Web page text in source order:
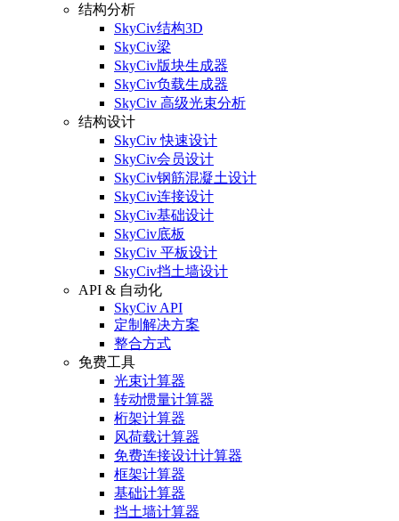
结构分析
SkyCiv结构3D
SkyCiv梁
SkyCiv版块生成器
SkyCiv负载生成器
SkyCiv 高级光束分析
结构设计
SkyCiv 快速设计
SkyCiv会员设计
SkyCiv钢筋混凝土设计
SkyCiv连接设计
SkyCiv基础设计
SkyCiv底板
SkyCiv 平板设计
SkyCiv挡土墙设计
API & 自动化
SkyCiv API
定制解决方案
整合方式
免费工具
光束计算器
转动惯量计算器
桁架计算器
风荷载计算器
免费连接设计计算器
框架计算器
基础计算器
挡土墙计算器